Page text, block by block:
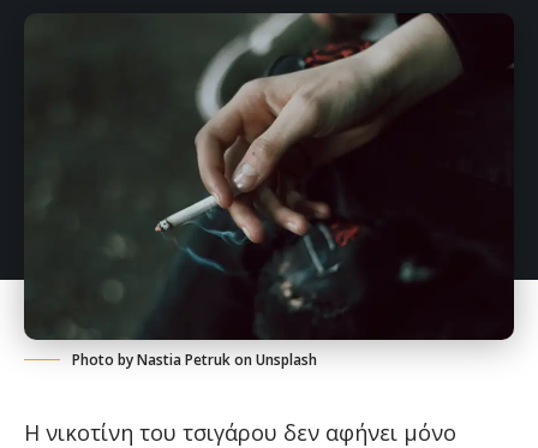
Photo byNastia Petrukon Unsplash
Η νικοτίνη του τσιγάρου δεν αφήνει μόνο